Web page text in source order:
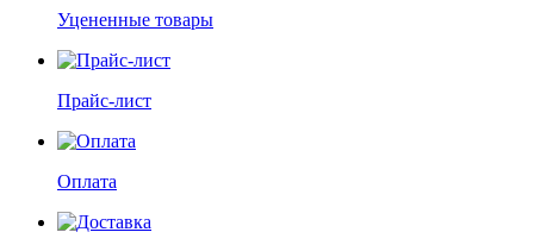
Уцененные товары
Прайс-лист
Оплата